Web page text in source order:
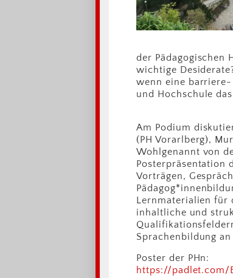
der Pädagogischen
wichtige
wenn eine
und Hochschule
Am Podium
(PH Vorarlberg),
Wohlgenannt von
Posterpräsentation
Vorträgen,
Lernmaterialien für
inhaltliche und
Sprachenbildung
Poster der PHn:
https://padlet.com/